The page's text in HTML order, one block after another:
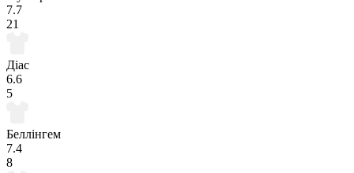
7.7
21
Діас
6.6
5
Беллінгем
7.4
8